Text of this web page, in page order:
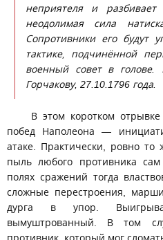
неприятеля и
неодолимая сила
Сопротивники его будут
тактике, подчинённой
военный совет в голове.
Горчакову, 27.10.1796 года.
В этом коротком
побед Наполеона —
атаке. Практически, ровно
пыль любого противника
полях сражений тогда
сложные перестроения,
дурга в упор.
вымуштрованный. В том